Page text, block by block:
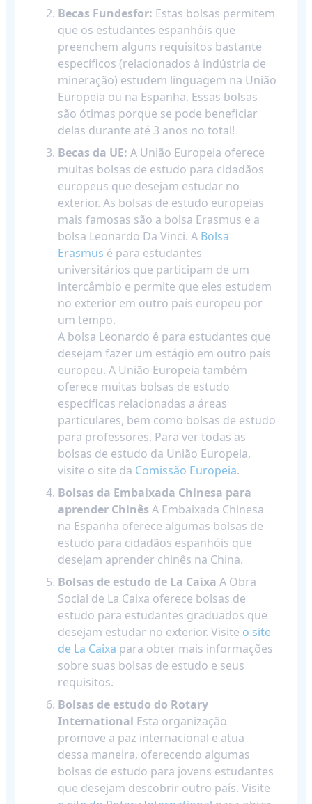
Becas Fundesfor: Estas bolsas permitem
que os estudantes espanhóis que
preenchem alguns requisitos bastante
específicos (relacionados à indústria de
mineração) estudem linguagem na União
Europeia ou na Espanha. Essas bolsas
são ótimas porque se pode beneficiar
delas durante até 3 anos no total!
Becas da UE: A União Europeia oferece
muitas bolsas de estudo para cidadãos
europeus que desejam estudar no
exterior. As bolsas de estudo europeias
mais famosas são a bolsa Erasmus e a
bolsa Leonardo Da Vinci. A Bolsa
Erasmus é para estudantes
universitários que participam de um
intercâmbio e permite que eles estudem
no exterior em outro país europeu por
um tempo.
A bolsa Leonardo é para estudantes que
desejam fazer um estágio em outro país
europeu. A União Europeia também
oferece muitas bolsas de estudo
específicas relacionadas a áreas
particulares, bem como bolsas de estudo
para professores. Para ver todas as
bolsas de estudo da União Europeia,
visite o site da Comissão Europeia.
Bolsas da Embaixada Chinesa para
aprender Chinês A Embaixada Chinesa
na Espanha oferece algumas bolsas de
estudo para cidadãos espanhóis que
desejam aprender chinês na China.
Bolsas de estudo de La Caixa A Obra
Social de La Caixa oferece bolsas de
estudo para estudantes graduados que
desejam estudar no exterior. Visite o site
de La Caixa para obter mais informações
sobre suas bolsas de estudo e seus
requisitos.
Bolsas de estudo do Rotary
International Esta organização
promove a paz internacional e atua
dessa maneira, oferecendo algumas
bolsas de estudo para jovens estudantes
que desejam descobrir outro país. Visite